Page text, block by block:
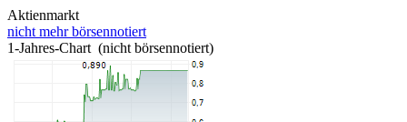
Aktienmarkt
nicht mehr börsennotiert
1-Jahres-Chart (nicht börsennotiert)